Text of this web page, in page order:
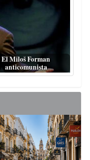
El Miloš Forman
anticomunista